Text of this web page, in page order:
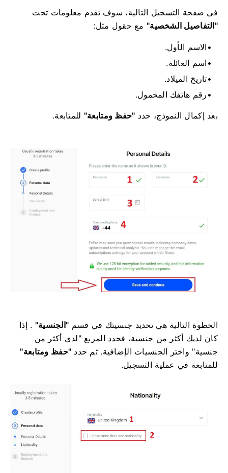
في صفحة التسجيل التالية، سوف تقدم معلومات تحت
"التفاصيل الشخصية" مع حقول مثل:
الاسم الأول.
اسم العائلة.
تاريخ الميلاد.
رقم هاتفك المحمول.
بعد إكمال النموذج، حدد "حفظ ومتابعة" للمتابعة.
الخطوة التالية هي تحديد جنسيتك في قسم "الجنسية" . إذا
كان لديك أكثر من جنسية، فحدد المربع "لدي أكثر من
جنسية" واختر الجنسيات الإضافية. ثم حدد "حفظ ومتابعة"
للمتابعة في عملية التسجيل.